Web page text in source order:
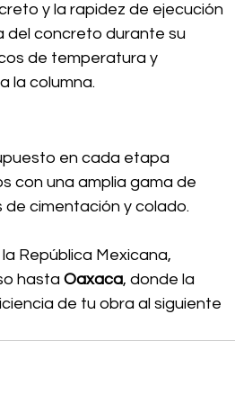
y la rapidez de ejecución
del concreto durante su
de temperatura y
la columna.
en cada etapa
con una amplia gama de
cimentación y colado.
República Mexicana,
hasta Oaxaca, donde la
de tu obra al siguiente